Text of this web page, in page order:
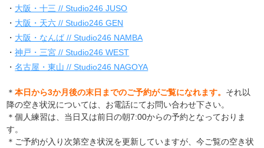
・ 大阪・十三 // Studio246 JUSO
・ 大阪・天六 // Studio246 GEN
・ 大阪・なんば // Studio246 NAMBA
・神戸・三宮 // Studio246 WEST
・名古屋・東山 // Studio246 NAGOYA
＊本日から3か月後の末日までのご予約がご覧になれます。 それ以
降の空き状況については、お電話にてお問い合わせ下さい。
＊個人練習は、当日又は前日の朝7:00からの予約となっておりま
す。
＊ご予約が入り次第空き状況を更新していますが、今ご覧の空き状